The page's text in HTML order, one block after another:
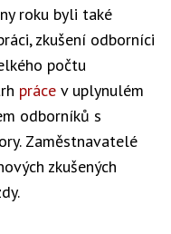
roku byli také
zkušení odborníci
počtu
práce v uplynulém
odborníků s
Zaměstnavatelé
zkušených